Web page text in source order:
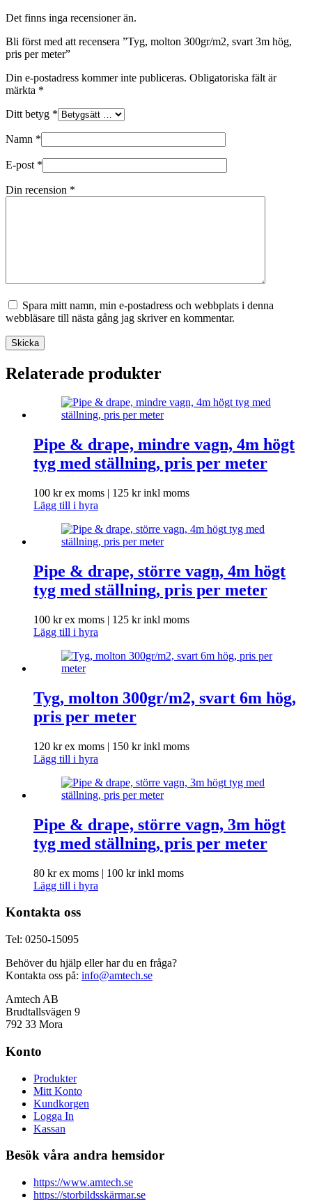
Det finns inga recensioner än.
Bli först med att recensera ”Tyg, molton 300gr/m2, svart 3m hög,
pris per meter”
Din e-postadress kommer inte publiceras. Obligatoriska fält är
märkta *
Ditt betyg *
Namn *
E-post *
Din recension *
Spara mitt namn, min e-postadress och webbplats i denna
webbläsare till nästa gång jag skriver en kommentar.
Skicka
Relaterade produkter
Pipe & drape, mindre vagn, 4m högt
tyg med ställning, pris per meter
100 krex moms | 125 krinkl moms
Lägg till i hyra
Pipe & drape, större vagn, 4m högt
tyg med ställning, pris per meter
100 krex moms | 125 krinkl moms
Lägg till i hyra
Tyg, molton 300gr/m2, svart 6m hög,
pris per meter
120 krex moms | 150 krinkl moms
Lägg till i hyra
Pipe & drape, större vagn, 3m högt
tyg med ställning, pris per meter
80 krex moms | 100 krinkl moms
Lägg till i hyra
Kontakta oss
Tel: 0250-15095
Behöver du hjälp eller har du en fråga?
Kontakta oss på: info@amtech.se
Amtech AB
Brudtallsvägen 9
792 33 Mora
Konto
Produkter
Mitt Konto
Kundkorgen
Logga In
Kassan
Besök våra andra hemsidor
https://www.amtech.se
https://storbildsskärmar.se